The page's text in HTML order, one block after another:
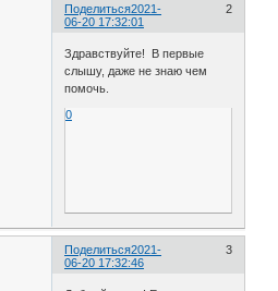
Поделиться 2
2021-
06-20 17:32:01
Здравствуйте! В первые
слышу, даже не знаю чем
помочь.
0
Поделиться 3
2021-
06-20 17:32:46